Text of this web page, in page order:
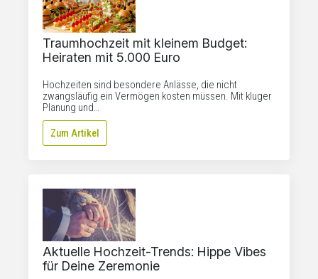
Traumhochzeit mit kleinem Budget:
Heiraten mit 5.000 Euro
Hochzeiten sind besondere Anlässe, die nicht
zwangsläufig ein Vermögen kosten müssen. Mit kluger
Planung und…
Zum Artikel
Aktuelle Hochzeit-Trends: Hippe Vibes
für Deine Zeremonie